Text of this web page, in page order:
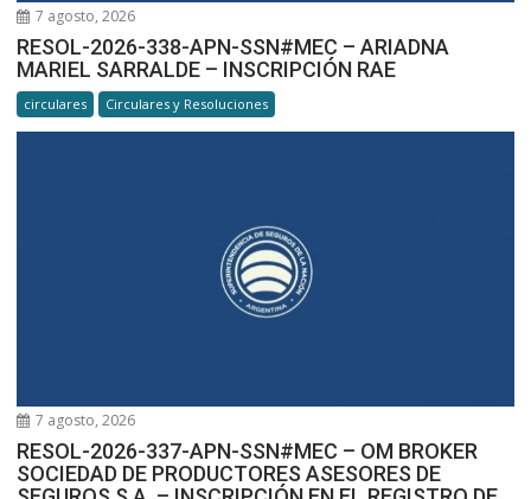
7 agosto, 2026
RESOL-2026-338-APN-SSN#MEC – ARIADNA
MARIEL SARRALDE – INSCRIPCIÓN RAE
circulares Circulares y Resoluciones
7 agosto, 2026
RESOL-2026-337-APN-SSN#MEC – OM BROKER
SOCIEDAD DE PRODUCTORES ASESORES DE